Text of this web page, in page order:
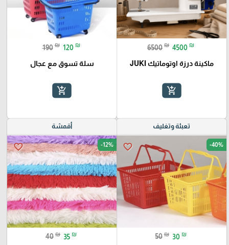
6500 ₪ 4500 ₪
ماكينة درزة اوتوماتيك JUKI
add_shopping_cart
190 ₪ 120 ₪
سلة تسوق مع عجال
add_shopping_cart
تعبئة وتغليف
favorite_border -40%
50 ₪ 30 ₪
أقمشة
favorite_border -12%
40 ₪ 35 ₪